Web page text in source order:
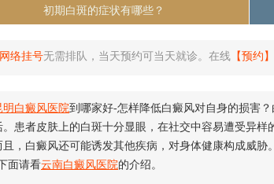
初期白斑的症状有哪些？
网络挂号无需排队，当天预约可当天就诊。在线 【预约】
明白癜风医院到哪家好-怎样降低白癜风对自身的损害
。患者皮肤上的白斑十分显眼，在社交中容易遭受异
且，白癜风还可能诱发其他疾病，对身体健康构成威
面请看云南白癜风医院的介绍。